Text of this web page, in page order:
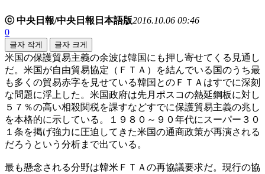
ⓒ 中央日報/中央日報日本語版2016.10.06 09:46
0
글자 작게 글자 크게
米国の保護貿易主義の余波は韓国にも押し寄せてくる見通し
だ。米国が自由貿易協定（ＦＴＡ）を結んでいる国のうち最
も多くの貿易赤字を見せている韓国とのＦＴＡはすでに深刻
な問題に浮上した。米国政府は先月ポスコの熱延鋼板に対し
５７％の高い相殺関税を課すなどすでに保護貿易主義の兆し
を本格的に示している。１９８０～９０年代にスーパー３０
１条を掲げ強力に圧迫してきた米国の通商政策が再演される
だろうという分析まで出ている。
最も懸念される分野は韓米ＦＴＡの再協議要求だ。現行の協